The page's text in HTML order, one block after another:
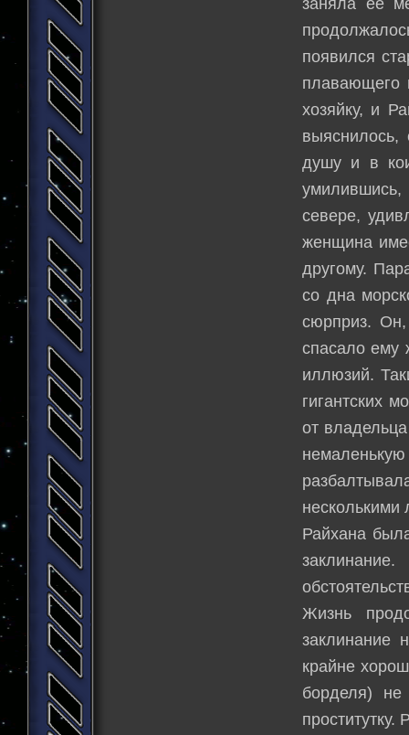
появился
плавающего
хозяйку, и
выяснилось,
душу и в
севере,
женщина
другому.
со дна
сюрприз. Он,
спасало ему
иллюзий.
гигантских
от
Райхана
Жизнь
заклинание
крайне
борделя)